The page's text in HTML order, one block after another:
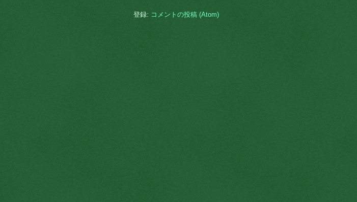
登録: コメントの投稿 (Atom)